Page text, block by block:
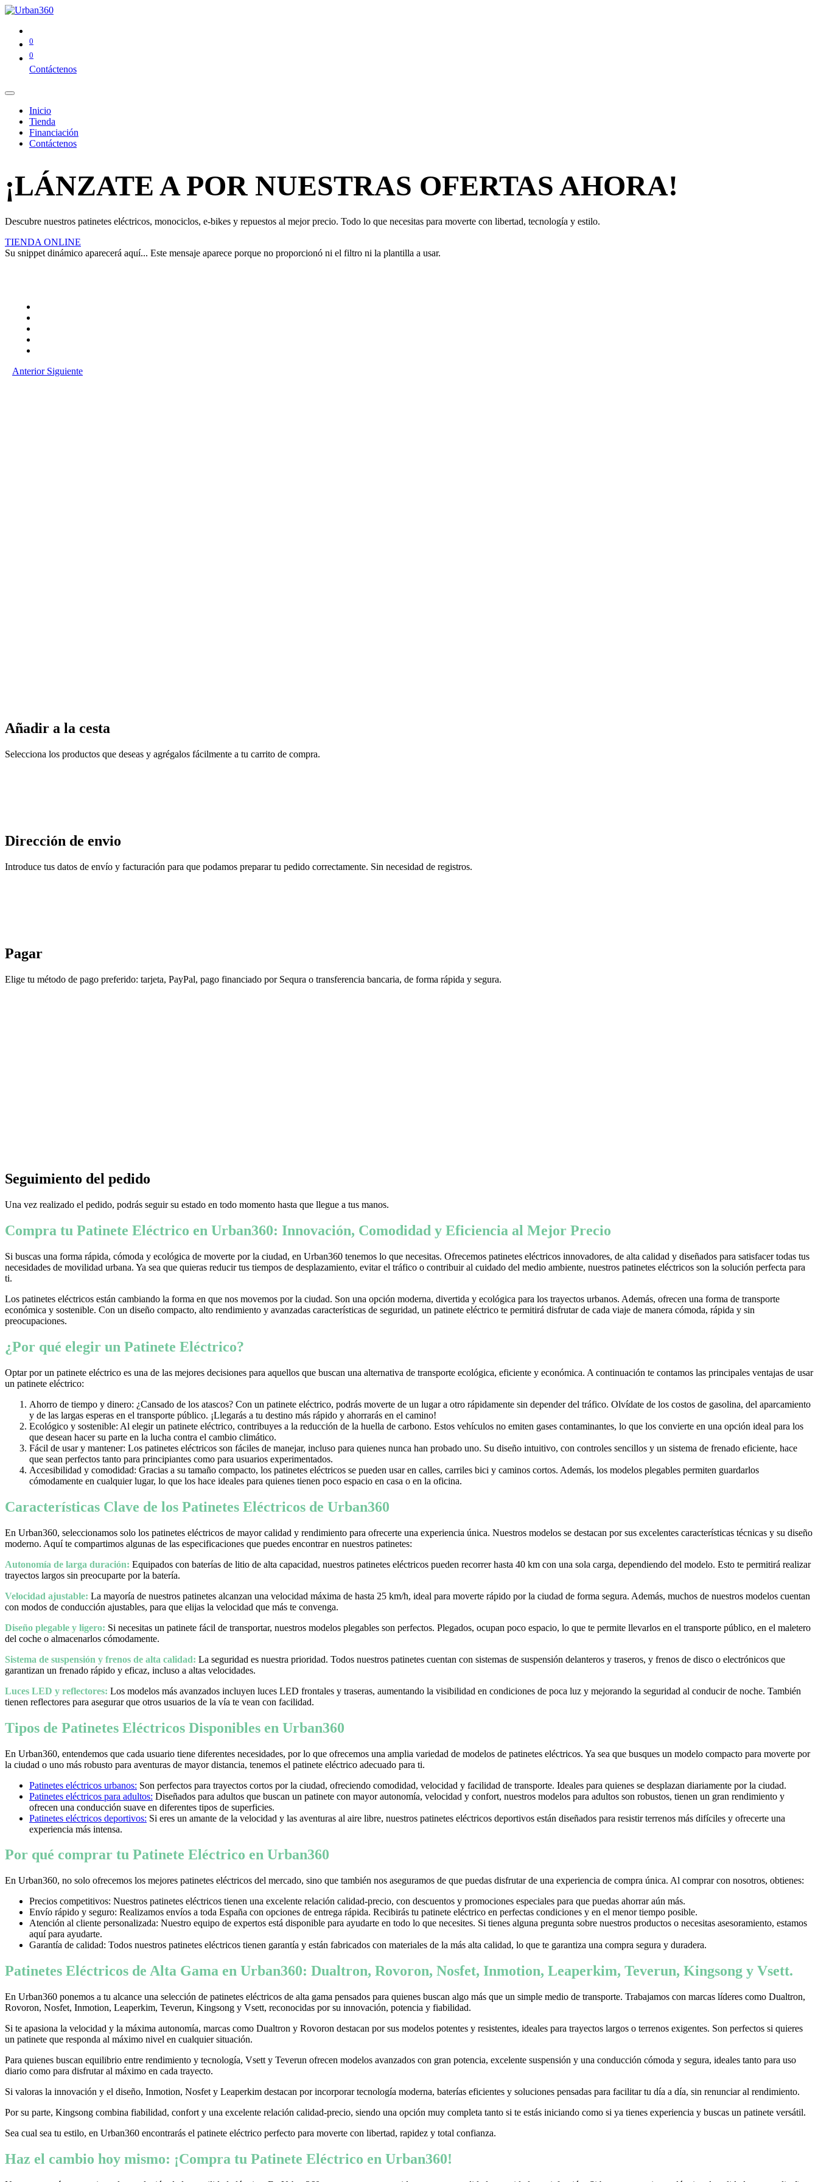
0
0
Contáctenos
Inicio
Tienda
Financiación
Contáctenos
¡LÁNZATE A POR NUESTRAS OFERTAS AHORA!
Descubre nuestros patinetes eléctricos, monociclos, e-bikes y repuestos al mejor precio. Todo lo que necesitas para moverte con libertad, tecnología y estilo.
TIENDA ONLINE
Su snippet dinámico aparecerá aquí... Este mensaje aparece porque no proporcionó ni el filtro ni la plantilla a usar.
Anterior Siguiente
Añadir a la cesta
Selecciona los productos que deseas y agrégalos fácilmente a tu carrito de compra.
Dirección de envio
Introduce tus datos de envío y facturación para que podamos preparar tu pedido correctamente. Sin necesidad de registros.
Pagar
Elige tu método de pago preferido: tarjeta, PayPal, pago financiado por Sequra o transferencia bancaria, de forma rápida y segura.
Seguimiento del pedido
Una vez realizado el pedido, podrás seguir su estado en todo momento hasta que llegue a tus manos.
Compra tu Patinete Eléctrico en Urban360: Innovación, Comodidad y Eficiencia al Mejor Precio
Si buscas una forma rápida, cómoda y ecológica de moverte por la ciudad, en Urban360 tenemos lo que necesitas. Ofrecemos patinetes eléctricos innovadores, de alta calidad y diseñados para satisfacer todas tus
necesidades de movilidad urbana. Ya sea que quieras reducir tus tiempos de desplazamiento, evitar el tráfico o contribuir al cuidado del medio ambiente, nuestros patinetes eléctricos son la solución perfecta para
ti.
Los patinetes eléctricos están cambiando la forma en que nos movemos por la ciudad. Son una opción moderna, divertida y ecológica para los trayectos urbanos. Además, ofrecen una forma de transporte
económica y sostenible. Con un diseño compacto, alto rendimiento y avanzadas características de seguridad, un patinete eléctrico te permitirá disfrutar de cada viaje de manera cómoda, rápida y sin
preocupaciones.
¿Por qué elegir un Patinete Eléctrico?
Optar por un patinete eléctrico es una de las mejores decisiones para aquellos que buscan una alternativa de transporte ecológica, eficiente y económica. A continuación te contamos las principales ventajas de usar
un patinete eléctrico:
Ahorro de tiempo y dinero: ¿Cansado de los atascos? Con un patinete eléctrico, podrás moverte de un lugar a otro rápidamente sin depender del tráfico. Olvídate de los costos de gasolina, del aparcamiento
y de las largas esperas en el transporte público. ¡Llegarás a tu destino más rápido y ahorrarás en el camino!
Ecológico y sostenible: Al elegir un patinete eléctrico, contribuyes a la reducción de la huella de carbono. Estos vehículos no emiten gases contaminantes, lo que los convierte en una opción ideal para los
que desean hacer su parte en la lucha contra el cambio climático.
Fácil de usar y mantener: Los patinetes eléctricos son fáciles de manejar, incluso para quienes nunca han probado uno. Su diseño intuitivo, con controles sencillos y un sistema de frenado eficiente, hace
que sean perfectos tanto para principiantes como para usuarios experimentados.
Accesibilidad y comodidad: Gracias a su tamaño compacto, los patinetes eléctricos se pueden usar en calles, carriles bici y caminos cortos. Además, los modelos plegables permiten guardarlos
cómodamente en cualquier lugar, lo que los hace ideales para quienes tienen poco espacio en casa o en la oficina.
Características Clave de los Patinetes Eléctricos de Urban360
En Urban360, seleccionamos solo los patinetes eléctricos de mayor calidad y rendimiento para ofrecerte una experiencia única. Nuestros modelos se destacan por sus excelentes características técnicas y su diseño
moderno. Aquí te compartimos algunas de las especificaciones que puedes encontrar en nuestros patinetes:
Autonomía de larga duración: Equipados con baterías de litio de alta capacidad, nuestros patinetes eléctricos pueden recorrer hasta 40 km con una sola carga, dependiendo del modelo. Esto te permitirá realizar
trayectos largos sin preocuparte por la batería.
Velocidad ajustable: La mayoría de nuestros patinetes alcanzan una velocidad máxima de hasta 25 km/h, ideal para moverte rápido por la ciudad de forma segura. Además, muchos de nuestros modelos cuentan
con modos de conducción ajustables, para que elijas la velocidad que más te convenga.
Diseño plegable y ligero: Si necesitas un patinete fácil de transportar, nuestros modelos plegables son perfectos. Plegados, ocupan poco espacio, lo que te permite llevarlos en el transporte público, en el maletero
del coche o almacenarlos cómodamente.
Sistema de suspensión y frenos de alta calidad: La seguridad es nuestra prioridad. Todos nuestros patinetes cuentan con sistemas de suspensión delanteros y traseros, y frenos de disco o electrónicos que
garantizan un frenado rápido y eficaz, incluso a altas velocidades.
Luces LED y reflectores: Los modelos más avanzados incluyen luces LED frontales y traseras, aumentando la visibilidad en condiciones de poca luz y mejorando la seguridad al conducir de noche. También
tienen reflectores para asegurar que otros usuarios de la vía te vean con facilidad.
Tipos de Patinetes Eléctricos Disponibles en Urban360
En Urban360, entendemos que cada usuario tiene diferentes necesidades, por lo que ofrecemos una amplia variedad de modelos de patinetes eléctricos. Ya sea que busques un modelo compacto para moverte por
la ciudad o uno más robusto para aventuras de mayor distancia, tenemos el patinete eléctrico adecuado para ti.
Patinetes eléctricos urbanos: Son perfectos para trayectos cortos por la ciudad, ofreciendo comodidad, velocidad y facilidad de transporte. Ideales para quienes se desplazan diariamente por la ciudad.
Patinetes eléctricos para adultos: Diseñados para adultos que buscan un patinete con mayor autonomía, velocidad y confort, nuestros modelos para adultos son robustos, tienen un gran rendimiento y
ofrecen una conducción suave en diferentes tipos de superficies.
Patinetes eléctricos deportivos: Si eres un amante de la velocidad y las aventuras al aire libre, nuestros patinetes eléctricos deportivos están diseñados para resistir terrenos más difíciles y ofrecerte una
experiencia más intensa.
Por qué comprar tu Patinete Eléctrico en Urban360
En Urban360, no solo ofrecemos los mejores patinetes eléctricos del mercado, sino que también nos aseguramos de que puedas disfrutar de una experiencia de compra única. Al comprar con nosotros, obtienes:
Precios competitivos: Nuestros patinetes eléctricos tienen una excelente relación calidad-precio, con descuentos y promociones especiales para que puedas ahorrar aún más.
Envío rápido y seguro: Realizamos envíos a toda España con opciones de entrega rápida. Recibirás tu patinete eléctrico en perfectas condiciones y en el menor tiempo posible.
Atención al cliente personalizada: Nuestro equipo de expertos está disponible para ayudarte en todo lo que necesites. Si tienes alguna pregunta sobre nuestros productos o necesitas asesoramiento, estamos
aquí para ayudarte.
Garantía de calidad: Todos nuestros patinetes eléctricos tienen garantía y están fabricados con materiales de la más alta calidad, lo que te garantiza una compra segura y duradera.
Patinetes Eléctricos de Alta Gama en Urban360: Dualtron, Rovoron, Nosfet, Inmotion, Leaperkim, Teverun, Kingsong y Vsett.
En Urban360 ponemos a tu alcance una selección de patinetes eléctricos de alta gama pensados para quienes buscan algo más que un simple medio de transporte. Trabajamos con marcas líderes como Dualtron,
Rovoron, Nosfet, Inmotion, Leaperkim, Teverun, Kingsong y Vsett, reconocidas por su innovación, potencia y fiabilidad.
Si te apasiona la velocidad y la máxima autonomía, marcas como Dualtron y Rovoron destacan por sus modelos potentes y resistentes, ideales para trayectos largos o terrenos exigentes. Son perfectos si quieres
un patinete que responda al máximo nivel en cualquier situación.
Para quienes buscan equilibrio entre rendimiento y tecnología, Vsett y Teverun ofrecen modelos avanzados con gran potencia, excelente suspensión y una conducción cómoda y segura, ideales tanto para uso
diario como para disfrutar al máximo en cada trayecto.
Si valoras la innovación y el diseño, Inmotion, Nosfet y Leaperkim destacan por incorporar tecnología moderna, baterías eficientes y soluciones pensadas para facilitar tu día a día, sin renunciar al rendimiento.
Por su parte, Kingsong combina fiabilidad, confort y una excelente relación calidad-precio, siendo una opción muy completa tanto si te estás iniciando como si ya tienes experiencia y buscas un patinete versátil.
Sea cual sea tu estilo, en Urban360 encontrarás el patinete eléctrico perfecto para moverte con libertad, rapidez y total confianza.
Haz el cambio hoy mismo: ¡Compra tu Patinete Eléctrico en Urban360!